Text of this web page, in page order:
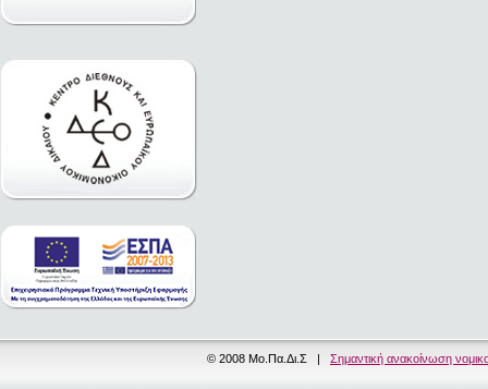
© 2008 Μο.Πα.Δι.Σ | Σημαντική ανακοίνωση